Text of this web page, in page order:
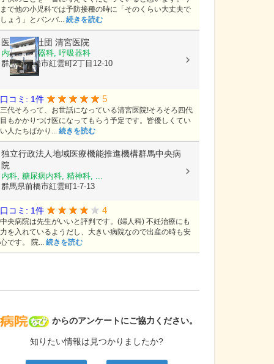
病院なび
からのアンケートにご協力ください。
知りたい情報は見つかりましたか?
まで他の小児科では予防接種の時に「そのくらい大丈夫で
しょう」とバンバ... 続きを読む
医療法人社団 清宮医院
内科, 消化器科, 呼吸器科
群馬県前橋市紅雲町2丁目12-10
口コミ: 1件 5
三代そろって、お世話になっている清宮医院!そろそろ四代
目もかかりつけ医になってもらう予定です。皆優しくてい
い人たちばかり... 続きを読む
独立行政法人地域医療機能推進機構群馬中央病
院
内科, 糖尿病内科, 精神科, ...
群馬県前橋市紅雲町1-7-13
口コミ: 1件 4
中央病院は先生がいいと評判です。(婦人科) 不妊治療にも
力を入れているようだし、大きい病院なので出産の時も安
心です。 院... 続きを読む